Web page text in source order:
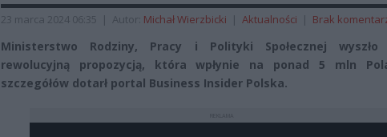
23 marca 2024 06:35 | Autor: Michał Wierzbicki | Aktualności | Brak
Ministerstwo Rodziny, Pracy i Polityki Społecznej
rewolucyjną propozycją, która wpłynie na ponad 5 mln
szczegółów dotarł portal Business Insider Polska.